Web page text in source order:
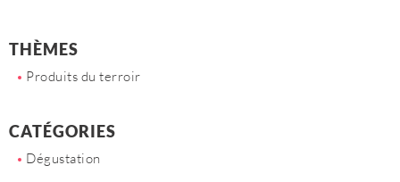
THÈMES
Produits du terroir
CATÉGORIES
Dégustation